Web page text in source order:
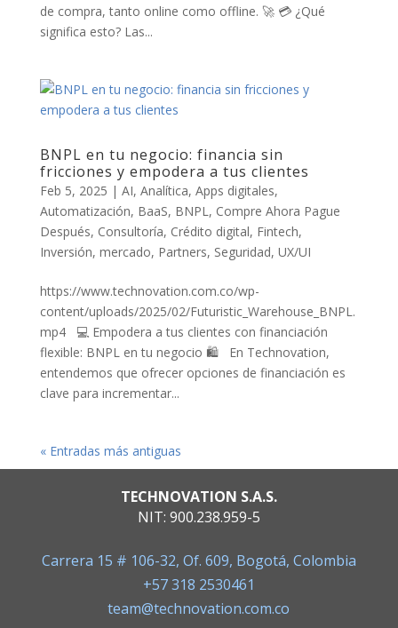
de compra, tanto online como offline. 🚀 💳 ¿Qué
significa esto? Las...
BNPL en tu negocio: financia sin
fricciones y empodera a tus clientes
Feb 5, 2025 | AI, Analítica, Apps digitales,
Automatización, BaaS, BNPL, Compre Ahora Pague
Después, Consultoría, Crédito digital, Fintech,
Inversión, mercado, Partners, Seguridad, UX/UI
https://www.technovation.com.co/wp-
content/uploads/2025/02/Futuristic_Warehouse_BNPL.
mp4 💻 Empodera a tus clientes con financiación
flexible: BNPL en tu negocio 🛍️ En Technovation,
entendemos que ofrecer opciones de financiación es
clave para incrementar...
« Entradas más antiguas
TECHNOVATION S.A.S.
NIT: 900.238.959-5
Carrera 15 # 106-32, Of. 609, Bogotá, Colombia
+57 318 2530461
team@technovation.com.co